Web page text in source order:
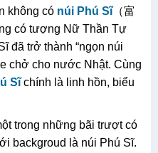
không có núi Phú Sĩ（富
có tượng Nữ Thần Tự
đã trở thành “ngọn núi
chở cho nước Nhật. Cùng
Sĩchính là linh hồn, biểu
trong những bãi trượt có
backgroud là núi Phú Sĩ.